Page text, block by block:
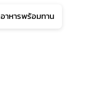
อาหารพร้อมทาน